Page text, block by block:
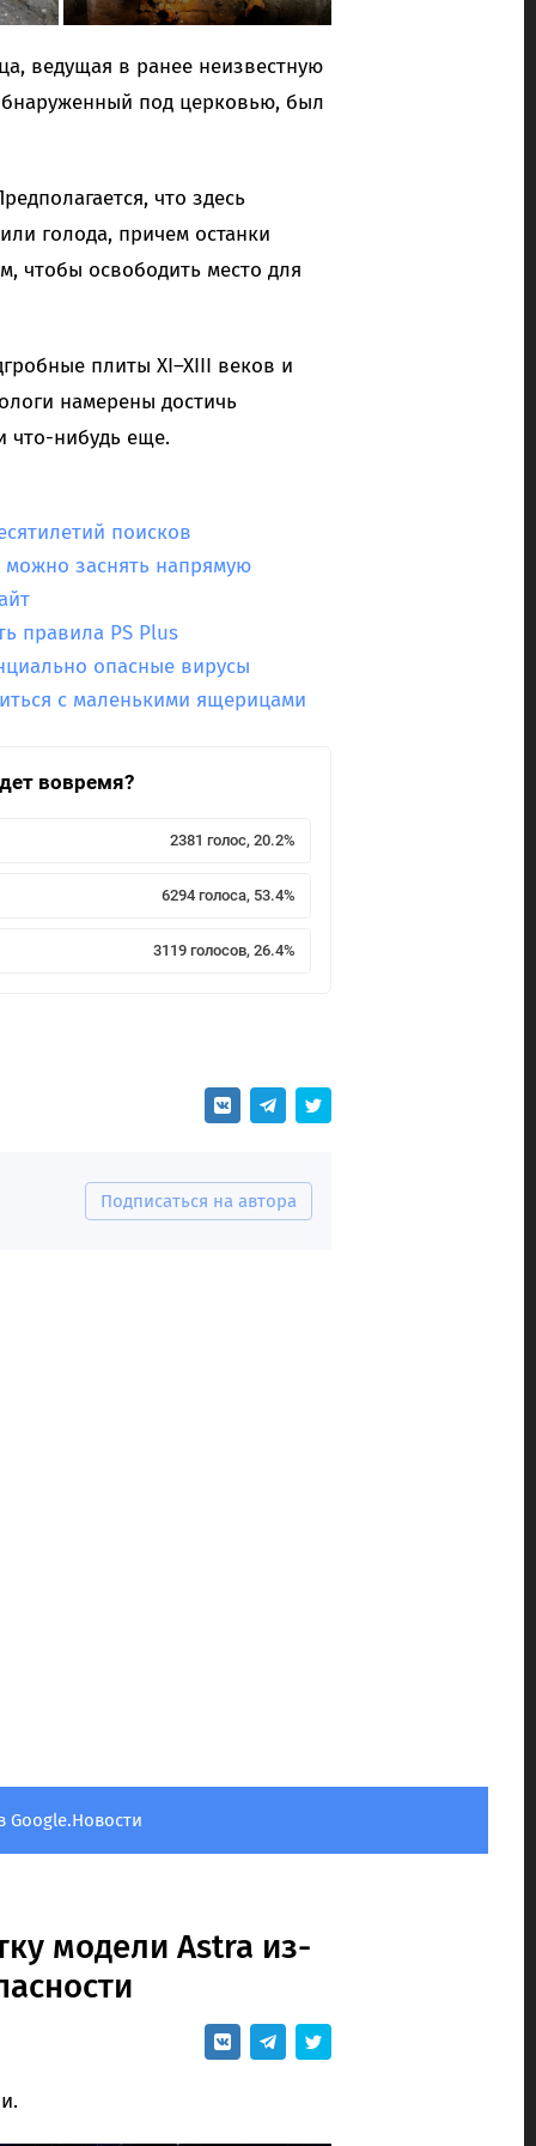
ведущая в ранее неизвестную
под церковью, был
что здесь
голода, причем останки
чтобы освободить место для
плиты XI–XIII веков и
намерены достичь
что-нибудь еще.
поисков
можно заснять напрямую
правила PS Plus
опасные вирусы
с маленькими ящерицами
вовремя?
2381 голос, 20.2%
6294 голоса, 53.4%
3119 голосов, 26.4%
Подписаться на автора
Google.Новости
модели Astra из-